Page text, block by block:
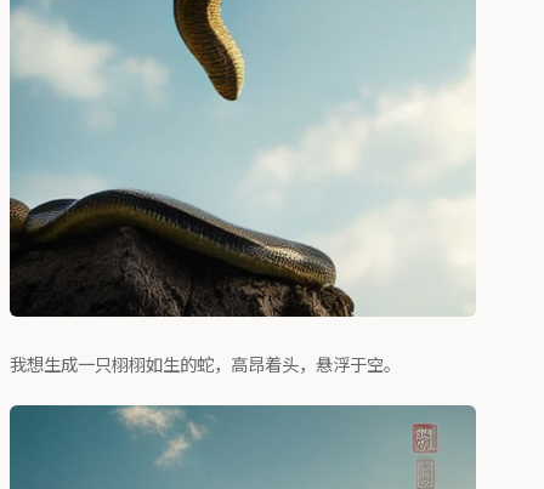
我想生成一只栩栩如生的蛇，高昂着头，悬浮于空。